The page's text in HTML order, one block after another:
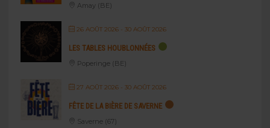
Amay (BE)
26 AOÛT 2026- 30 AOÛT 2026
LES TABLES HOUBLONNÉES
Poperinge (BE)
27 AOÛT 2026- 30 AOÛT 2026
FÊTE DE LA BIÈRE DE SAVERNE
Saverne (67)